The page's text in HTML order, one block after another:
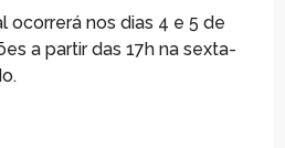
ocorrerá nos dias 4 e 5 de
a partir das 17h na sexta-